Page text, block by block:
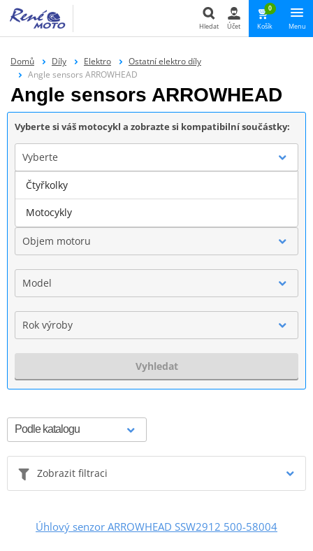
Hledat Účet
0
Košík Menu
Domů Díly Elektro
Ostatní elektro díly
Angle sensors ARROWHEAD
Angle sensors ARROWHEAD
Vyberte si váš motocykl a zobrazte si kompatibilní součástky:
Vyberte
Značka
Objem motoru
Model
Rok výroby
Vyhledat
Zobrazit filtraci
Úhlový senzor ARROWHEAD SSW2912 500-58004
Čtyřkolky
Motocykly